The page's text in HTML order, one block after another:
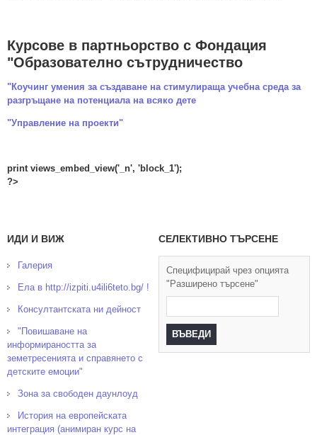
Курсове в партньорство с Фондация
"Образователно сътрудничество
"Коучинг умения за създаване на стимулираща учебна среда за
разгръщане на потенциала на всяко дете
"Управление на проекти"
print views_embed_view('_n', 'block_1');
?>
ИДИ И ВИЖ
Галерия
Ела в http://izpiti.u4ili6teto.bg/ !
Консултантската ни дейност
"Повишаване на
информираността за
земетресенията и справянето с
детските емоции"
Зона за свободен даунлоуд
История на европейската
интеграция (анимиран курс на
СЕЛЕКТИВНО ТЪРСЕНЕ
Специфицирай чрез опцията
"Разширено търсене"